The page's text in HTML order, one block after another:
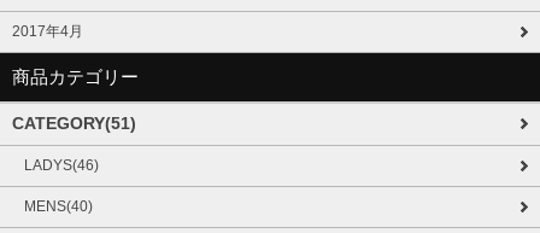
2017年4月
商品カテゴリー
CATEGORY(51)
LADYS(46)
MENS(40)